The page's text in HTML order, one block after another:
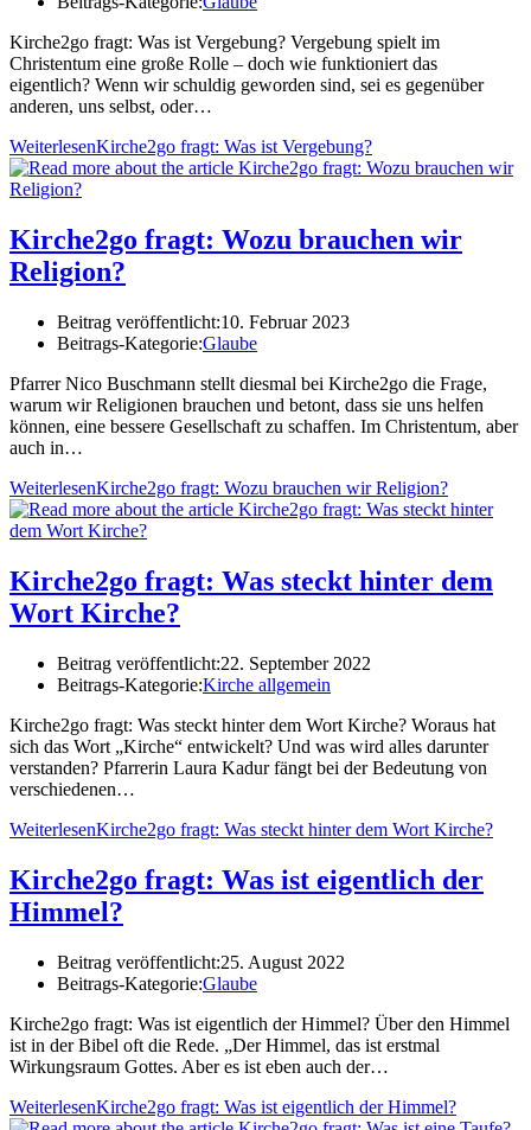
Kirche2go fragt: Was ist Vergebung? Vergebung spielt im
Christentum eine große Rolle – doch wie funktioniert das
eigentlich? Wenn wir schuldig geworden sind, sei es gegenüber
anderen, uns selbst, oder…
WeiterlesenKirche2go fragt: Was ist Vergebung?
Kirche2go fragt: Wozu brauchen wir
Religion?
Beitrag veröffentlicht:10. Februar 2023
Beitrags-Kategorie:Glaube
Pfarrer Nico Buschmann stellt diesmal bei Kirche2go die Frage,
warum wir Religionen brauchen und betont, dass sie uns helfen
können, eine bessere Gesellschaft zu schaffen. Im Christentum, aber
auch in…
WeiterlesenKirche2go fragt: Wozu brauchen wir Religion?
Kirche2go fragt: Was steckt hinter dem
Wort Kirche?
Beitrag veröffentlicht:22. September 2022
Beitrags-Kategorie:Kirche allgemein
Kirche2go fragt: Was steckt hinter dem Wort Kirche? Woraus hat
sich das Wort „Kirche“ entwickelt? Und was wird alles darunter
verstanden? Pfarrerin Laura Kadur fängt bei der Bedeutung von
verschiedenen…
WeiterlesenKirche2go fragt: Was steckt hinter dem Wort Kirche?
Kirche2go fragt: Was ist eigentlich der
Himmel?
Beitrag veröffentlicht:25. August 2022
Beitrags-Kategorie:Glaube
Kirche2go fragt: Was ist eigentlich der Himmel? Über den Himmel
ist in der Bibel oft die Rede. „Der Himmel, das ist erstmal
Wirkungsraum Gottes. Aber es ist eben auch der…
WeiterlesenKirche2go fragt: Was ist eigentlich der Himmel?